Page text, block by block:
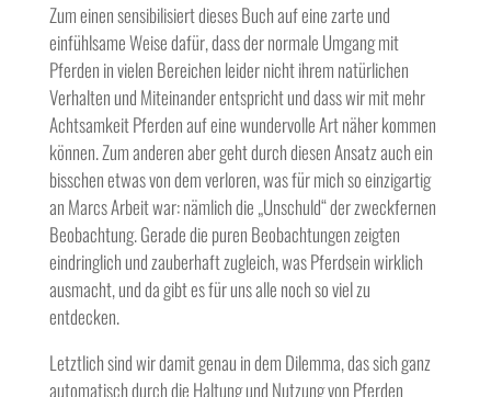
Zum einen sensibilisiert dieses Buch auf eine zarte und
einfühlsame Weise dafür, dass der normale Umgang mit
Pferden in vielen Bereichen leider nicht ihrem natürlichen
Verhalten und Miteinander entspricht und dass wir mit mehr
Achtsamkeit Pferden auf eine wundervolle Art näher kommen
können. Zum anderen aber geht durch diesen Ansatz auch ein
bisschen etwas von dem verloren, was für mich so einzigartig
an Marcs Arbeit war: nämlich die „Unschuld“ der zweckfernen
Beobachtung. Gerade die puren Beobachtungen zeigten
eindringlich und zauberhaft zugleich, was Pferdsein wirklich
ausmacht, und da gibt es für uns alle noch so viel zu
entdecken.
Letztlich sind wir damit genau in dem Dilemma, das sich ganz
automatisch durch die Haltung und Nutzung von Pferden